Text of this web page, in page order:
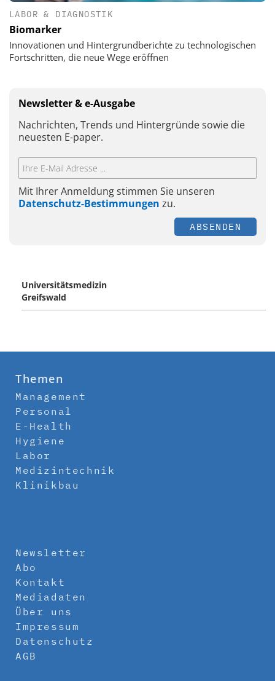
LABOR & DIAGNOSTIK
Biomarker
Innovationen und Hintergrundberichte zu technologischen
Fortschritten, die neue Wege eröffnen
Newsletter & e-Ausgabe
Nachrichten, Trends und Hintergründe sowie die
neuesten E-paper.
Mit Ihrer Anmeldung stimmen Sie unseren
Datenschutz-Bestimmungen zu.
ABSENDEN
Universitätsmedizin
Greifswald
Themen
Management
Personal
E-Health
Hygiene
Labor
Medizintechnik
Klinikbau
Newsletter
Abo
Kontakt
Mediadaten
Über uns
Impressum
Datenschutz
AGB